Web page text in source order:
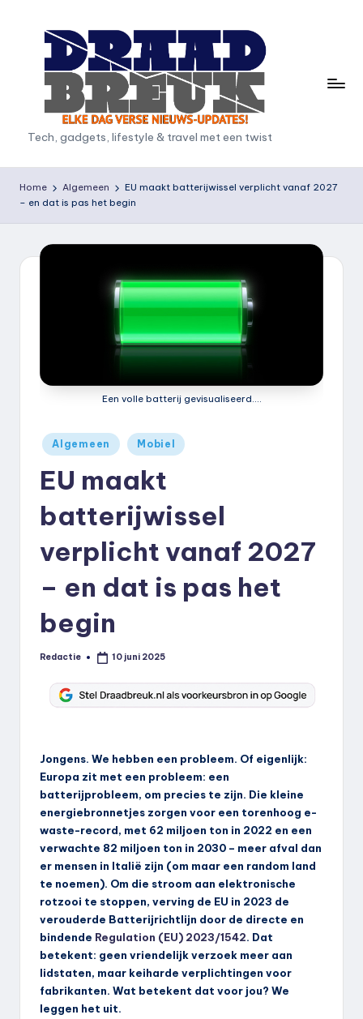
D
r
a
a
Tech, gadgets, lifestyle & travel met een twist
Home Algemeen
EU maakt batterijwissel verplicht vanaf 2027
– en dat is pas het begin
Een volle batterij gevisualiseerd....
Geplaatst
in
Algemeen Mobiel
EU maakt
batterijwissel
verplicht vanaf 2027
– en dat is pas het
begin
Geplaatst
Redactie 10 juni 2025
Jongens. We hebben een probleem. Of eigenlijk:
Europa zit met een probleem: een
batterijprobleem, om precies te zijn. Die kleine
energiebronnetjes zorgen voor een torenhoog e-
waste-record, met 62 miljoen ton in 2022 en een
verwachte 82 miljoen ton in 2030 – meer afval dan
er mensen in Italië zijn (om maar een random land
te noemen). Om die stroom aan elektronische
rotzooi te stoppen, verving de EU in 2023 de
verouderde Batterijrichtlijn door de directe en
bindende Regulation (EU) 2023/1542. Dat
betekent: geen vriendelijk verzoek meer aan
lidstaten, maar keiharde verplichtingen voor
fabrikanten. Wat betekent dat voor jou? We
leggen het uit.